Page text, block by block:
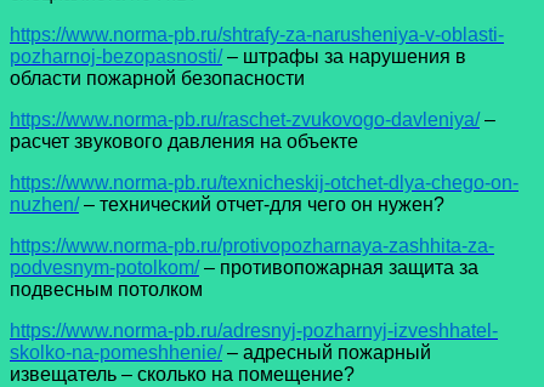
https://www.norma-pb.ru/shtrafy-za-narusheniya-v-oblasti-
pozharnoj-bezopasnosti/– штрафы за нарушения в
области пожарной безопасности
https://www.norma-pb.ru/raschet-zvukovogo-davleniya/–
расчет звукового давления на объекте
https://www.norma-pb.ru/texnicheskij-otchet-dlya-chego-on-
nuzhen/– технический отчет-для чего он нужен?
https://www.norma-pb.ru/protivopozharnaya-zashhita-za-
podvesnym-potolkom/– противопожарная защита за
подвесным потолком
https://www.norma-pb.ru/adresnyj-pozharnyj-izveshhatel-
skolko-na-pomeshhenie/– адресный пожарный
извещатель – сколько на помещение?